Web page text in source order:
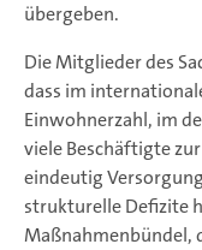
übergeben.
Die Mitglieder des
dass im
Einwohnerzahl, im
viele Beschäftigte
eindeutig
strukturelle Defizite
Maßnahmenbündel,